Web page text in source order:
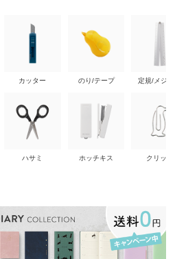
カッター
ハサミ
のり/テープ
ホッチキス
定規/メジ
クリップ